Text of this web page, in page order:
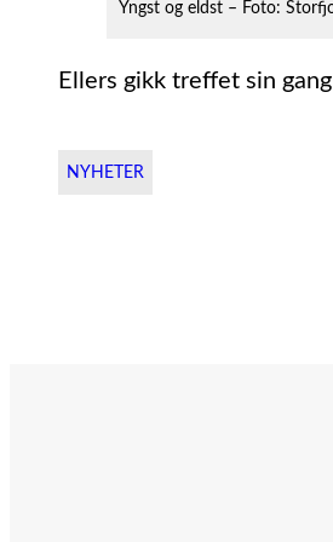
Yngst og eldst – Foto:
Ellers gikk treffet sin
NYHETER